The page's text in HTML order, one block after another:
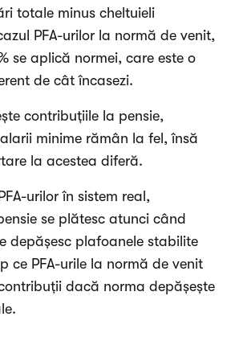
totale minus cheltuieli
PFA-urilor la normă de venit,
se aplică normei, care este o
de cât încasezi.
contribuțiile la pensie,
minime rămân la fel, însă
la acestea diferă.
urilor în sistem real,
se plătesc atunci când
depășesc plafoanele stabilite
ce PFA-urile la normă de venit
dacă norma depășește